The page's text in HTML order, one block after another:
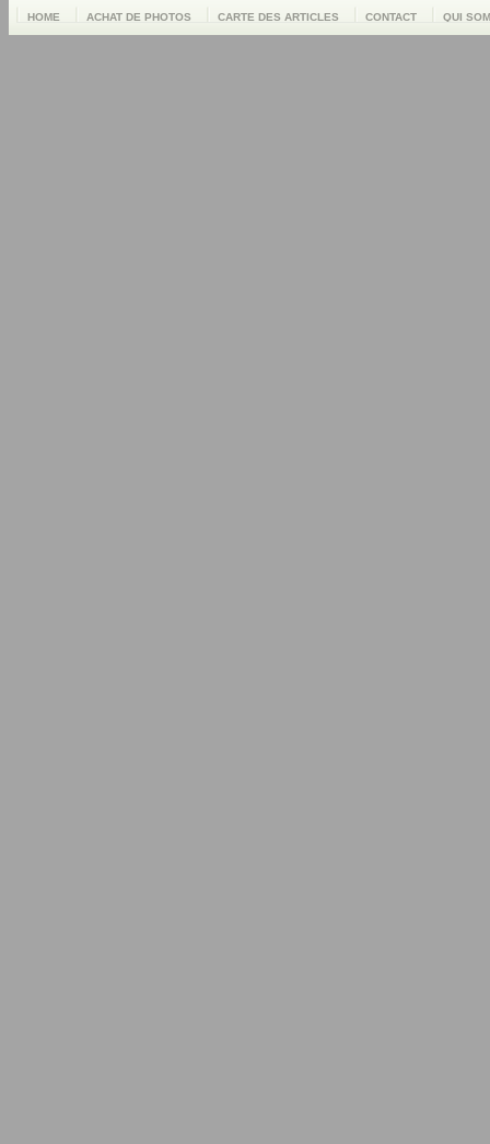
HOME ACHAT DE PHOTOS CARTE DES ARTICLES CONTACT QUI